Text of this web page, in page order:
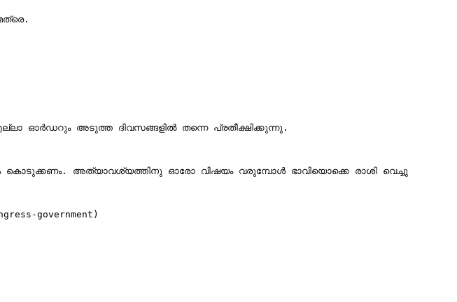
കൊടുക്കണം. അത്യാവശ്യത്തിനു ഓരോ വിഷയം വരുമ്പോൾ ഭാവിയൊക്കെ രാശി വെച്ചു
government)